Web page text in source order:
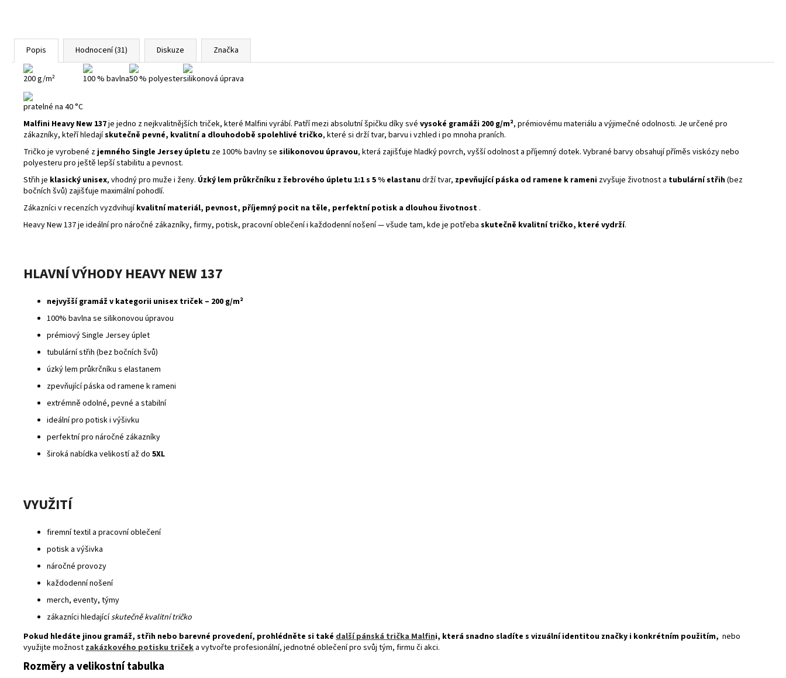
Popis Hodnocení (31) Diskuze Značka
200 g/m² 100 % bavlna50 % polyestersilikonová úprava
pratelné na 40 °C
Malfini Heavy New 137je jedno z nejkvalitnějších triček, které Malfini vyrábí. Patří mezi absolutní špičku díky své vysoké gramáži 200 g/m², prémiovému materiálu a výjimečné odolnosti. Je určené pro
zákazníky, kteří hledajískutečně pevné, kvalitní a dlouhodobě spolehlivé tričko, které si drží tvar, barvu i vzhled i po mnoha praních.
Tričko je vyrobené zjemného Single Jersey úpletu ze 100% bavlny se silikonovou úpravou, která zajišťuje hladký povrch, vyšší odolnost a příjemný dotek. Vybrané barvy obsahují příměs viskózy nebo
polyesteru pro ještě lepší stabilitu a pevnost.
Střih je klasický unisex, vhodný pro muže i ženy. Úzký lem průkrčníku z žebrového úpletu 1:1 s 5 % elastanudrží tvar, zpevňující páska od ramene k rameni zvyšuje životnost a tubulární střih(bez
bočních švů) zajišťuje maximální pohodlí.
Zákazníci v recenzích vyzdvihujíkvalitní materiál, pevnost, příjemný pocit na těle, perfektní potisk a dlouhou životnost .
Heavy New 137 je ideální pro náročné zákazníky, firmy, potisk, pracovní oblečení i každodenní nošení — všude tam, kde je potřeba skutečně kvalitní tričko, které vydrží.
HLAVNÍ VÝHODY HEAVY NEW 137
nejvyšší gramáž v kategorii unisex triček – 200 g/m²
100% bavlna se silikonovou úpravou
prémiový Single Jersey úplet
tubulární střih (bez bočních švů)
úzký lem průkrčníku s elastanem
zpevňující páska od ramene k rameni
extrémně odolné, pevné a stabilní
ideální pro potisk i výšivku
perfektní pro náročné zákazníky
široká nabídka velikostí až do 5XL
VYUŽITÍ
firemní textil a pracovní oblečení
potisk a výšivka
náročné provozy
každodenní nošení
merch, eventy, týmy
zákazníci hledajícískutečně kvalitní tričko
Pokud hledáte jinou gramáž, střih nebo barevné provedení, prohlédněte si také další pánská trička Malfini, která snadno sladíte s vizuální identitou značky i konkrétním použitím, nebo
využijte možnostzakázkového potisku triček a vytvořte profesionální, jednotné oblečení pro svůj tým, firmu či akci.
Rozměry a velikostní tabulka